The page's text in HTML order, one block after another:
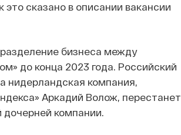
сказано в описании вакансии
бизнеса между
до конца 2023 года. Российский
нидерландская компания,
Аркадий Волож, перестанет
компании.